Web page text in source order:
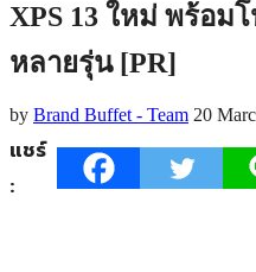
XPS 13 ใหม่ พร้อม
หลายรุ่น [PR]
by Brand Buffet - Team 20
แชร์
: